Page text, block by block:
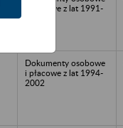
i płacowe z lat 1991-
Dokumenty osobowe
i płacowe z lat 1994-
2002